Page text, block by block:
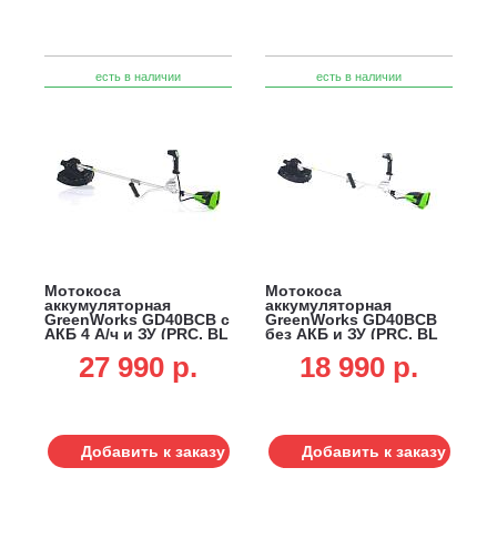
есть в наличии
Мотокоса
аккумуляторная
GreenWorks GD40BCB с
АКБ 4 А/ч и ЗУ (PRC, BL
расп.двигателя, 4Т нож
+ леска 2.0 мм, Т-
27 990 p.
Добавить к заказу
есть в наличии
Мотокоса
аккумуляторная
GreenWorks GD40BCB
без АКБ и ЗУ (PRC, BL
расп.двигателя, 4Т нож
+ леска 2.0 мм, Т-
18 990 p.
Добавить к заказу